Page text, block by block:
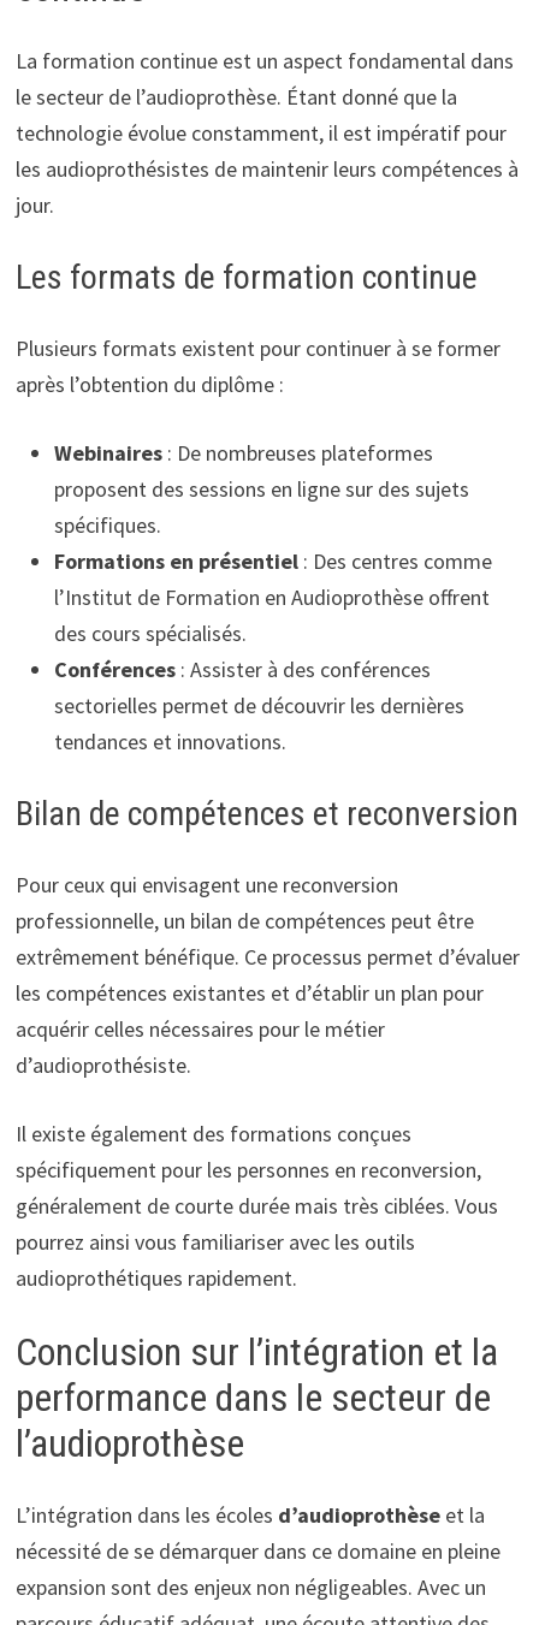
La formation continue est un aspect fondamental dans
le secteur de l’audioprothèse. Étant donné que la
technologie évolue constamment, il est impératif pour
les audioprothésistes de maintenir leurs compétences à
jour.
Les formats de formation continue
Plusieurs formats existent pour continuer à se former
après l’obtention du diplôme :
Webinaires: De nombreuses plateformes
proposent des sessions en ligne sur des sujets
spécifiques.
Formations en présentiel: Des centres comme
l’Institut de Formation en Audioprothèse offrent
des cours spécialisés.
Conférences: Assister à des conférences
sectorielles permet de découvrir les dernières
tendances et innovations.
Bilan de compétences et reconversion
Pour ceux qui envisagent une reconversion
professionnelle, un bilan de compétences peut être
extrêmement bénéfique. Ce processus permet d’évaluer
les compétences existantes et d’établir un plan pour
acquérir celles nécessaires pour le métier
d’audioprothésiste.
Il existe également des formations conçues
spécifiquement pour les personnes en reconversion,
généralement de courte durée mais très ciblées. Vous
pourrez ainsi vous familiariser avec les outils
audioprothétiques rapidement.
Conclusion sur l’intégration et la
performance dans le secteur de
l’audioprothèse
L’intégration dans les écoles d’audioprothèseet la
nécessité de se démarquer dans ce domaine en pleine
expansion sont des enjeux non négligeables. Avec un